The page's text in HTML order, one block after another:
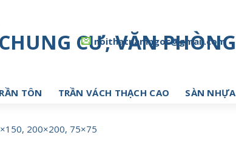
noithatnamngoc@gmail.com
TÔN TRẦN VÁCH THẠCH CAO SÀN NHỰA
200×200, 75×75